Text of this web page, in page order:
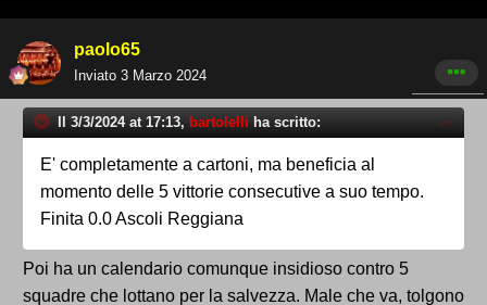
paolo65
Inviato 3 Marzo 2024
Il 3/3/2024 at 17:13, bartolelli ha scritto:
E' completamente a cartoni, ma beneficia al
momento delle 5 vittorie consecutive a suo tempo.
Finita 0.0 Ascoli Reggiana
Poi ha un calendario comunque insidioso contro 5
squadre che lottano per la salvezza. Male che va, tolgono